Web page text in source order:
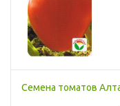
Семена томатов